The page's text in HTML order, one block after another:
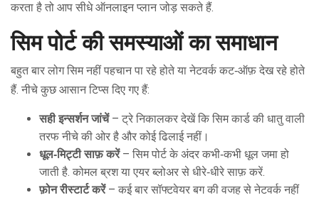
करता है तो आप सीधे ऑनलाइन प्लान जोड़ सकते हैं.
सिम पोर्ट की समस्याओं का समाधान
बहुत बार लोग सिम नहीं पहचान पा रहे होते या नेटवर्क कट‑ऑफ़ देख रहे होते
हैं. नीचे कुछ आसान टिप्स दिए गए हैं:
सही इन्सर्शन जांचें– ट्रे निकालकर देखें कि सिम कार्ड की धातु वाली
तरफ नीचे की ओर है और कोई ढिलाई नहीं।
धूल‑मिट्टी साफ़ करें– सिम पोर्ट के अंदर कभी‑कभी धूल जमा हो
जाती है. कोमल ब्रश या एयर ब्लोअर से धीरे‑धीरे साफ़ करें.
फ़ोन रीस्टार्ट करें– कई बार सॉफ्टवेयर बग की वजह से नेटवर्क नहीं